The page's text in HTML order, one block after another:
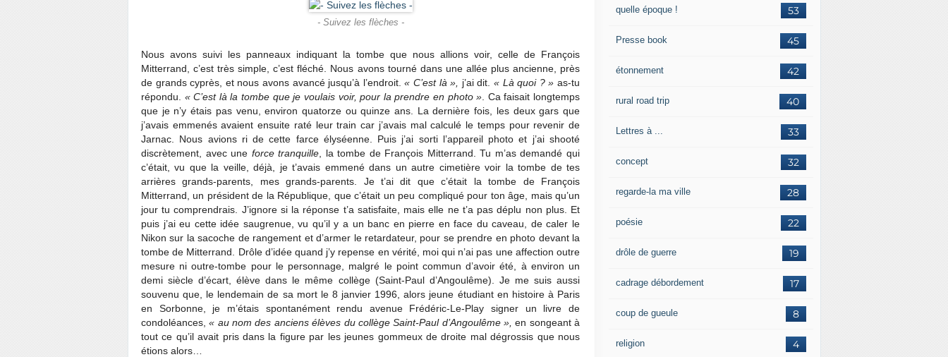
- Suivez les flèches -
Nous avons suivi les panneaux indiquant la tombe que nous allions voir, celle de François
Mitterrand, c’est très simple, c’est fléché. Nous avons tourné dans une allée plus ancienne, près
de grands cyprès, et nous avons avancé jusqu’à l’endroit.« C’est là », j’ai dit.« Là quoi ? »as-tu
répondu. « C’est là la tombe que je voulais voir, pour la prendre en photo » . Ca faisait longtemps
que je n’y étais pas venu, environ quatorze ou quinze ans. La dernière fois, les deux gars que
j’avais emmenés avaient ensuite raté leur train car j’avais mal calculé le temps pour revenir de
Jarnac. Nous avions ri de cette farce élyséenne. Puis j’ai sorti l’appareil photo et j’ai shooté
discrètement, avec une force tranquille , la tombe de François Mitterrand. Tu m’as demandé qui
c’était, vu que la veille, déjà, je t’avais emmené dans un autre cimetière voir la tombe de tes
arrières grands-parents, mes grands-parents. Je t’ai dit que c’était la tombe de François
Mitterrand, un président de la République, que c’était un peu compliqué pour ton âge, mais qu’un
jour tu comprendrais. J’ignore si la réponse t’a satisfaite, mais elle ne t’a pas déplu non plus. Et
puis j’ai eu cette idée saugrenue, vu qu’il y a un banc en pierre en face du caveau, de caler le
Nikon sur la sacoche de rangement et d’armer le retardateur, pour se prendre en photo devant la
tombe de Mitterrand. Drôle d’idée quand j’y repense en vérité, moi qui n’ai pas une affection outre
mesure ni outre-tombe pour le personnage, malgré le point commun d’avoir été, à environ un
demi siècle d’écart, élève dans le même collège (Saint-Paul d’Angoulême). Je me suis aussi
souvenu que, le lendemain de sa mort le 8 janvier 1996, alors jeune étudiant en histoire à Paris
en Sorbonne, je m’étais spontanément rendu avenue Frédéric-Le-Play signer un livre de
condoléances,« au nom des anciens élèves du collège Saint-Paul d’Angoulême »,en songeant à
tout ce qu’il avait pris dans la figure par les jeunes gommeux de droite mal dégrossis que nous
étions alors…
53
quelle époque !
45
Presse book
42
étonnement
40
rural road trip
33
Lettres à ...
32
concept
28
regarde-la ma ville
22
poésie
19
drôle de guerre
17
cadrage débordement
8
coup de gueule
4
religion